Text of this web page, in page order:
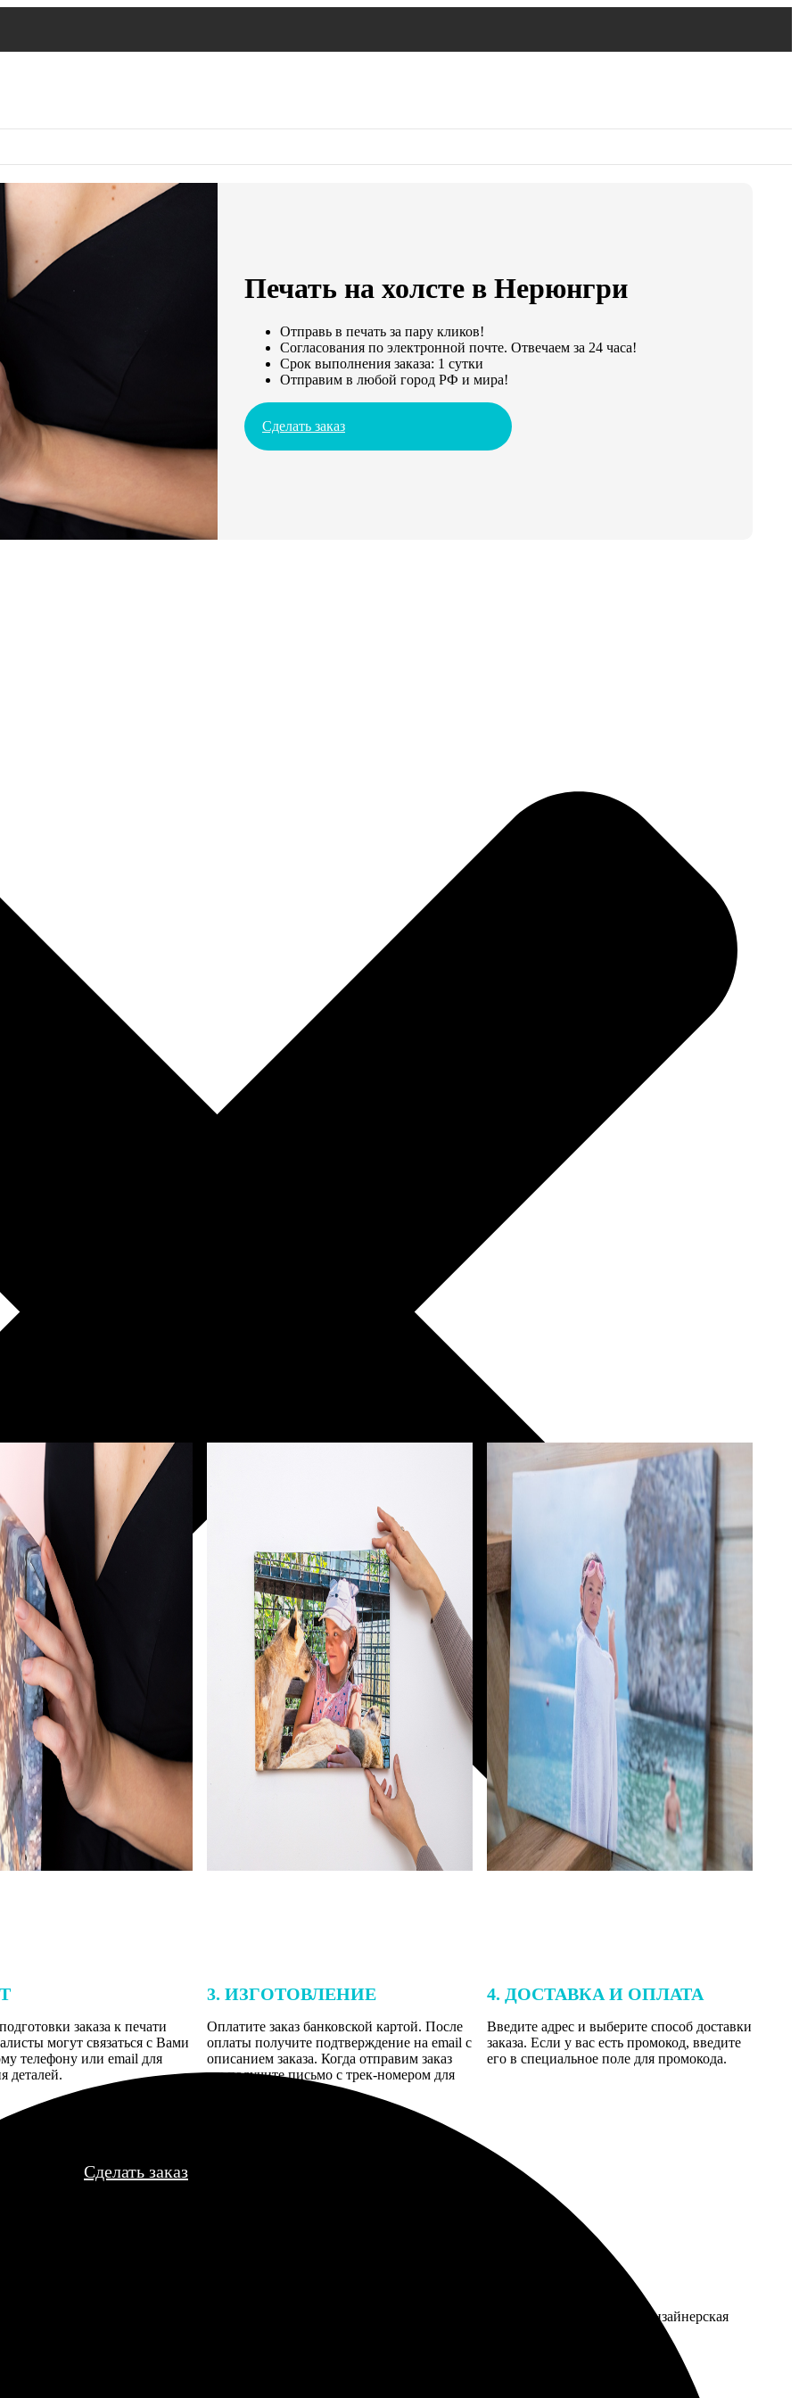
Печать на холсте в Нерюнгри
Отправь в печать за пару кликов!
Согласования по электронной почте. Отвечаем за 24 часа!
Срок выполнения заказа: 1 сутки
Отправим в любой город РФ и мира!
Сделать заказ
заказа к печати
могут связаться с Вами
телефону или email для
деталей.
3. ИЗГОТОВЛЕНИЕ
Оплатите заказ банковской картой. После
оплаты получите подтверждение на email с
описанием заказа. Когда отправим заказ
вы получите письмо с трек-номером для
4. ДОСТАВКА И ОПЛАТА
Введите адрес и выберите способ доставки
заказа. Если у вас есть промокод, введите
его в специальное поле для промокода.
Сделать заказ
страницы не отваливаются. Но есть один разворот, где фото немного "уплыло" за границу обреза, дизайнерская